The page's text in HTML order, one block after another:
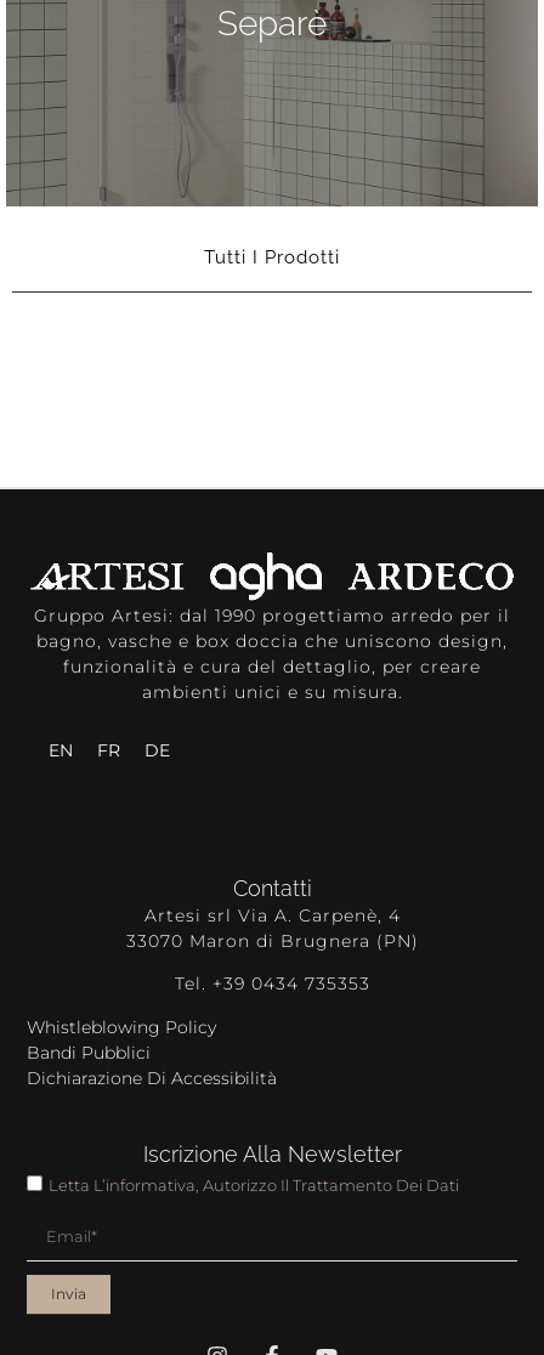
Separè
Tutti I Prodotti
Gruppo Artesi: dal 1990 progettiamo arredo per il
bagno, vasche e box doccia che uniscono design,
funzionalità e cura del dettaglio, per creare
ambienti unici e su misura.
EN FR DE
Contatti
Artesi srl Via A. Carpenè, 4
33070 Maron di Brugnera (PN)
Tel. +39 0434 735353
Whistleblowing Policy
Bandi Pubblici
Dichiarazione Di Accessibilità
Iscrizione Alla Newsletter
Letta L’informativa, Autorizzo Il Trattamento Dei Dati
Invia